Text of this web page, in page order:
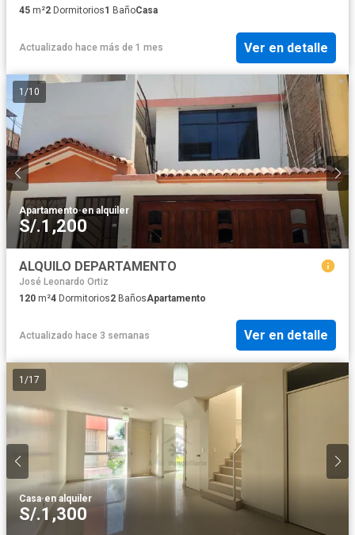
45 m²2 Dormitorios1 BañoCasa
Actualizado hace más de 1 mes Ver en detalle
1 /10
Apartamento·en alquiler
S/.1,200
ALQUILO DEPARTAMENTO
José Leonardo Ortiz
120 m²4 Dormitorios2 BañosApartamento
Actualizado hace 3 semanas Ver en detalle
1 /17
Casa·en alquiler
S/.1,300